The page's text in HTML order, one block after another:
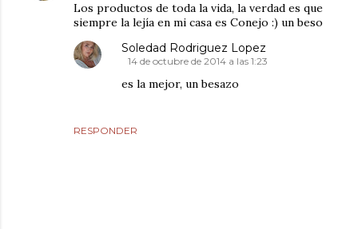
Los productos de toda la vida, la verdad es que
siempre la lejía en mi casa es Conejo :) un beso
RESPONDER
Soledad Rodriguez Lopez
14 de octubre de 2014 a las 1:23
es la mejor, un besazo